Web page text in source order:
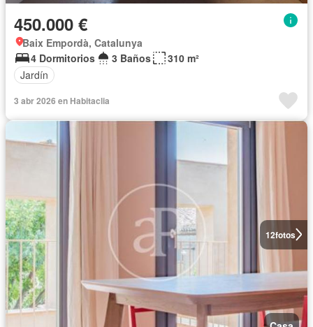
450.000 €
Baix Empordà, Catalunya
4 Dormitorios
3 Baños
310 m²
Jardín
3 abr 2026 en Habitaclia
12fotos